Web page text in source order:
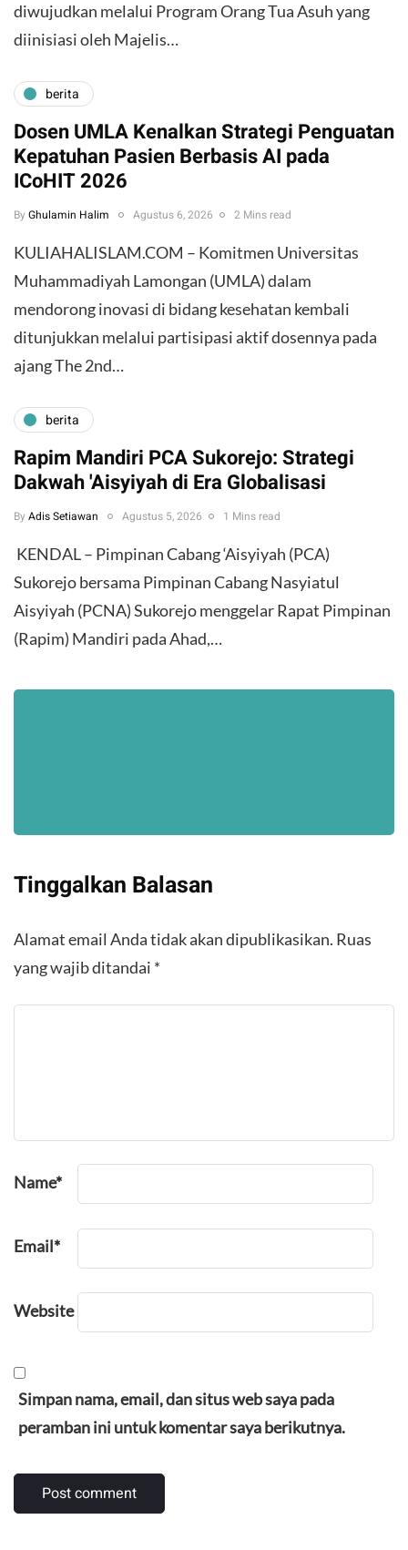
diwujudkan melalui Program Orang Tua Asuh yang
diinisiasi oleh Majelis…
berita
Dosen UMLA Kenalkan Strategi Penguatan
Kepatuhan Pasien Berbasis AI pada
ICoHIT 2026
By Ghulamin Halim Agustus 6, 2026 2 Mins read
KULIAHALISLAM.COM – Komitmen Universitas
Muhammadiyah Lamongan (UMLA) dalam
mendorong inovasi di bidang kesehatan kembali
ditunjukkan melalui partisipasi aktif dosennya pada
ajang The 2nd…
berita
Rapim Mandiri PCA Sukorejo: Strategi
Dakwah 'Aisyiyah di Era Globalisasi
By Adis Setiawan Agustus 5, 2026 1 Mins read
​ KENDAL – Pimpinan Cabang ‘Aisyiyah (PCA)
Sukorejo bersama Pimpinan Cabang Nasyiatul
Aisyiyah (PCNA) Sukorejo menggelar Rapat Pimpinan
(Rapim) Mandiri pada Ahad,…
Tinggalkan Balasan
Alamat email Anda tidak akan dipublikasikan. Ruas
yang wajib ditandai *
Name*
Email*
Website
Simpan nama, email, dan situs web saya pada
peramban ini untuk komentar saya berikutnya.